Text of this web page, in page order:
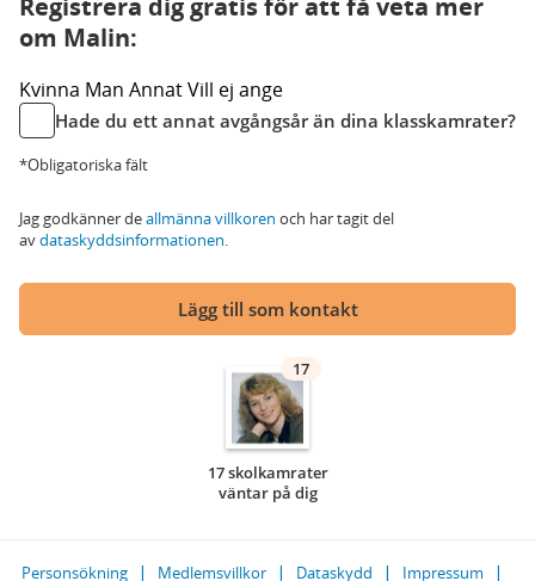
Registrera dig gratis för att få veta mer
om Malin:
Kvinna Man AnnatVill ej ange
Hade du ett annat avgångsår än dina klasskamrater?
*Obligatoriska fält
Jag godkänner deallmänna villkoren och har tagit del
avdataskyddsinformationen.
Lägg till som kontakt
17
17 skolkamrater
väntar på dig
Personsökning Medlemsvillkor Dataskydd Impressum